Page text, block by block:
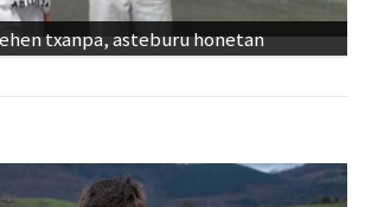
txanpa, asteburu honetan